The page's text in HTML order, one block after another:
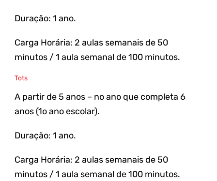
Duração: 1 ano.
Carga Horária: 2 aulas semanais de 50
minutos / 1 aula semanal de 100 minutos.
Tots
A partir de 5 anos – no ano que completa 6
anos (1o ano escolar).
Duração: 1 ano.
Carga Horária: 2 aulas semanais de 50
minutos / 1 aula semanal de 100 minutos.